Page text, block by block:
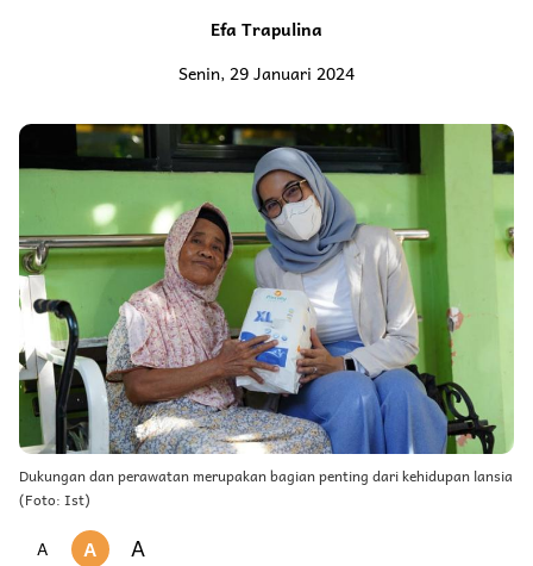
Efa Trapulina
Senin, 29 Januari 2024
Dukungan dan perawatan merupakan bagian penting dari kehidupan lansia
(Foto: Ist)
A A A